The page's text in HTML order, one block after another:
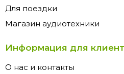
Для поездки
Магазин аудиотехники
Информация для
О нас и контакты